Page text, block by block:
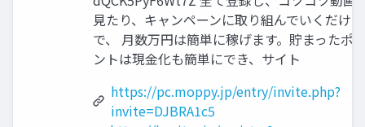
見たり、キャンペーンに取り組んでいくだけ
で、 月数万円は簡単に稼げます。貯まったポ
ントは現金化も簡単にでき、サイト
https://pc.moppy.jp/entry/invite.php?
invite=DJBRA1c5